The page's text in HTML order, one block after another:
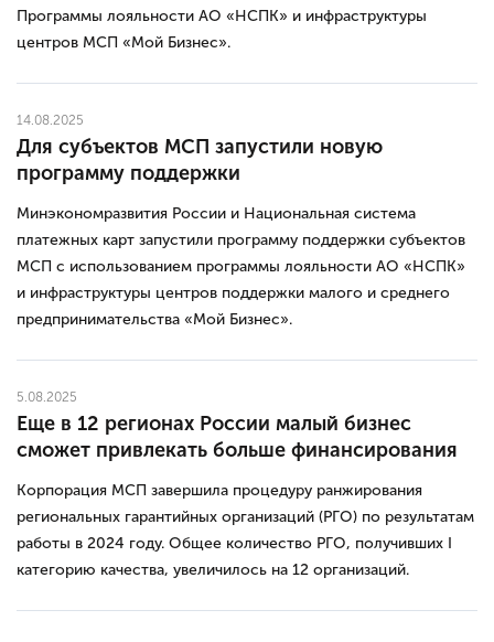
Программы лояльности АО «НСПК» и инфраструктуры
центров МСП «Мой Бизнес».
14.08.2025
Для субъектов МСП запустили новую
программу поддержки
Минэкономразвития России и Национальная система
платежных карт запустили программу поддержки субъектов
МСП с использованием программы лояльности АО «НСПК»
и инфраструктуры центров поддержки малого и среднего
предпринимательства «Мой Бизнес».
5.08.2025
Еще в 12 регионах России малый бизнес
сможет привлекать больше финансирования
Корпорация МСП завершила процедуру ранжирования
региональных гарантийных организаций (РГО) по результатам
работы в 2024 году. Общее количество РГО, получивших I
категорию качества, увеличилось на 12 организаций.